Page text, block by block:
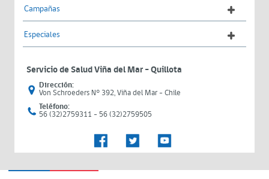
Campañas
Especiales
Servicio de Salud Viña del Mar – Quillota
Dirección:
Von Schroeders N° 392, Viña del Mar - Chile
Teléfono:
56 (32)2759311 - 56 (32)2759505